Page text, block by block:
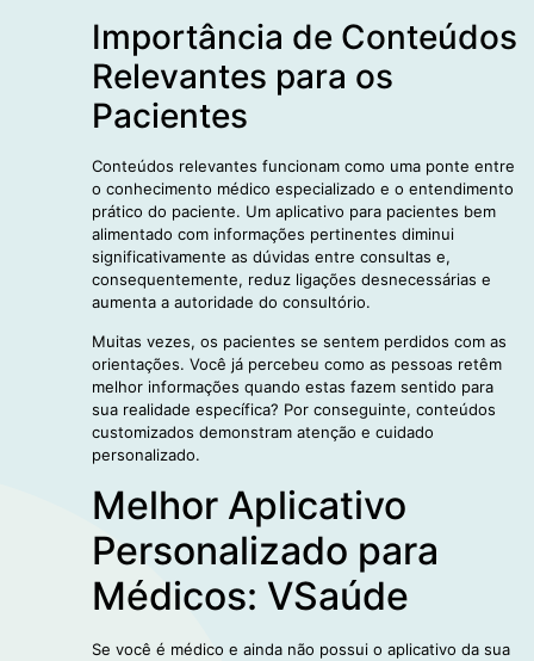
Importância de Conteúdos
Relevantes para os
Pacientes
Conteúdos relevantes funcionam como uma ponte entre
o conhecimento médico especializado e o entendimento
prático do paciente. Um aplicativo para pacientes bem
alimentado com informações pertinentes diminui
significativamente as dúvidas entre consultas e,
consequentemente, reduz ligações desnecessárias e
aumenta a autoridade do consultório.
Muitas vezes, os pacientes se sentem perdidos com as
orientações. Você já percebeu como as pessoas retêm
melhor informações quando estas fazem sentido para
sua realidade específica? Por conseguinte, conteúdos
customizados demonstram atenção e cuidado
personalizado.
Melhor Aplicativo
Personalizado para
Médicos: VSaúde
Se você é médico e ainda não possui o aplicativo da sua